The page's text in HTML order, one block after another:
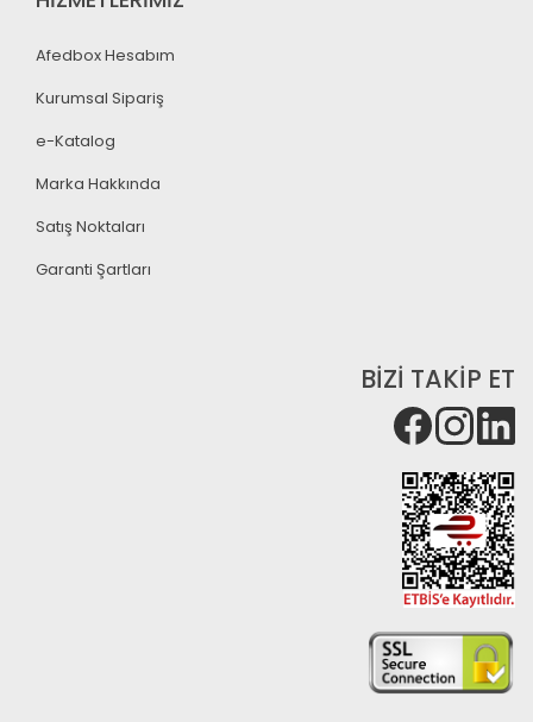
Afedbox Hesabım
Kurumsal Sipariş
e-Katalog
Marka Hakkında
Satış Noktaları
Garanti Şartları
BİZİ TAKİP ET